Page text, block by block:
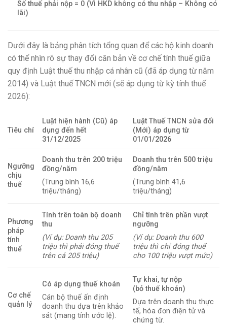
Số thuế phải nộp = 0 (Vì HKD không có thu nhập – Không có
lãi)
Dưới đây là bảng phân tích tổng quan để các hộ kinh doanh
có thể nhìn rõ sự thay đổi căn bản về cơ chế tính thuế giữa
quy định Luật thuế thu nhập cá nhân cũ (đã áp dụng từ năm
2014) và Luật thuế TNCN mới (sẽ áp dụng từ kỳ tính thuế
2026):
Tiêu chí
Luật hiện hành (Cũ) áp
dụng đến hết
31/12/2025
Luật Thuế TNCN sửa đổi
(Mới) áp dụng từ
01/01/2026
Ngưỡng
chịu
thuế
Doanh thu trên 200 triệu
đồng/năm
(Trung bình 16,6
triệu/tháng)
Doanh thu trên 500 triệu
đồng/năm
(Trung bình 41,6
triệu/tháng)
Phương
pháp
tính
thuế
Tính trên toàn bộ doanh
thu
(Ví dụ: Doanh thu 205
triệu thì phải đóng thuế
trên cả 205 triệu)
Chỉ tính trên phần vượt
ngưỡng
(Ví dụ: Doanh thu 600
triệu thì chỉ đóng thuế
cho 100 triệu vượt mức)
Cơ chế
quản lý
Có áp dụng thuế khoán
Cán bộ thuế ấn định
doanh thu dựa trên khảo
sát (mang tính ước lệ).
Tự khai, tự nộp
(bỏ thuế khoán)
Dựa trên doanh thu thực
tế, hóa đơn điện tử và
chứng từ.